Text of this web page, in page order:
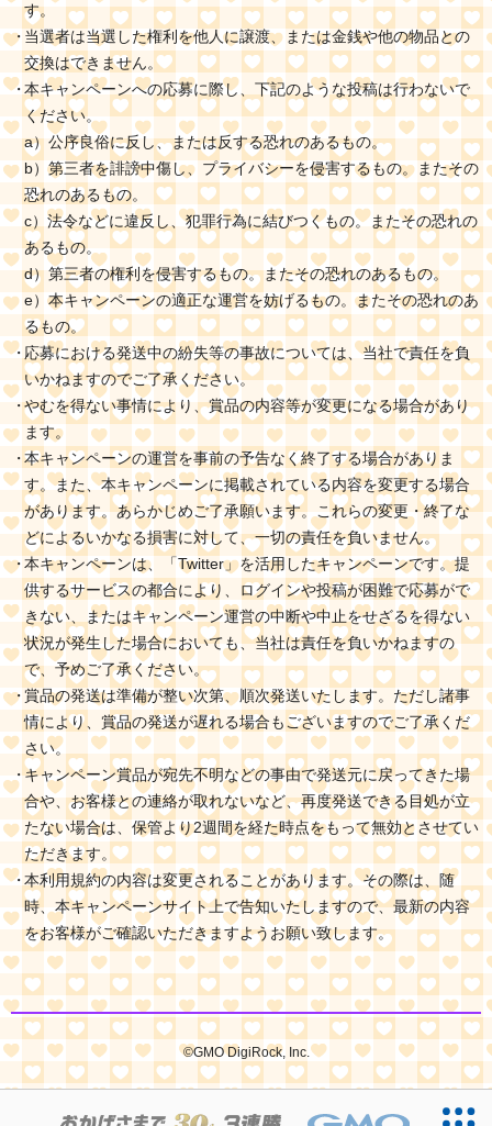
す。
当選者は当選した権利を他人に譲渡、または金銭や他の物品との
交換はできません。
本キャンペーンへの応募に際し、下記のような投稿は行わないで
ください。
a）公序良俗に反し、または反する恐れのあるもの。
b）第三者を誹謗中傷し、プライバシーを侵害するもの。またその
恐れのあるもの。
c）法令などに違反し、犯罪行為に結びつくもの。またその恐れの
あるもの。
d）第三者の権利を侵害するもの。またその恐れのあるもの。
e）本キャンペーンの適正な運営を妨げるもの。またその恐れのあ
るもの。
応募における発送中の紛失等の事故については、当社で責任を負
いかねますのでご了承ください。
やむを得ない事情により、賞品の内容等が変更になる場合があり
ます。
本キャンペーンの運営を事前の予告なく終了する場合がありま
す。また、本キャンペーンに掲載されている内容を変更する場合
があります。あらかじめご了承願います。これらの変更・終了な
どによるいかなる損害に対して、一切の責任を負いません。
本キャンペーンは、「Twitter」を活用したキャンペーンです。提
供するサービスの都合により、ログインや投稿が困難で応募がで
きない、またはキャンペーン運営の中断や中止をせざるを得ない
状況が発生した場合においても、当社は責任を負いかねますの
で、予めご了承ください。
賞品の発送は準備が整い次第、順次発送いたします。ただし諸事
情により、賞品の発送が遅れる場合もございますのでご了承くだ
さい。
キャンペーン賞品が宛先不明などの事由で発送元に戻ってきた場
合や、お客様との連絡が取れないなど、再度発送できる目処が立
たない場合は、保管より2週間を経た時点をもって無効とさせてい
ただきます。
本利用規約の内容は変更されることがあります。その際は、随
時、本キャンペーンサイト上で告知いたしますので、最新の内容
をお客様がご確認いただきますようお願い致します。
©GMO DigiRock, Inc.